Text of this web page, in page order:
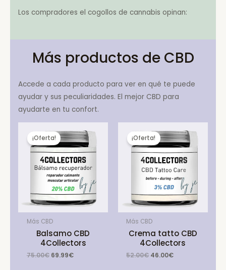
Los compradores el cogollos de cannabis opinan:
Más productos de CBD
Accede a cada producto para ver en qué te puede
ayudar y sus peculiaridades. El mejor CBD para
ayudarte en tu confort.
¡Oferta!
Más CBD
Balsamo CBD
4Collectors
75.00€ Original
69.99€Current
¡Oferta!
Más CBD
Crema tatto CBD
4Collectors
52.00€ Original
46.00€Current